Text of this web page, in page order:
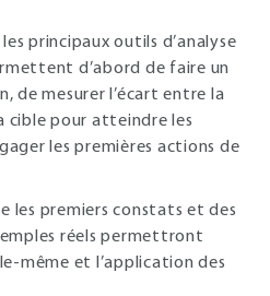
principaux outils d’analyse
d’abord de faire un
de mesurer l’écart entre la
pour atteindre les
les premières actions de
les premiers constats et des
réels permettront
même et l’application des